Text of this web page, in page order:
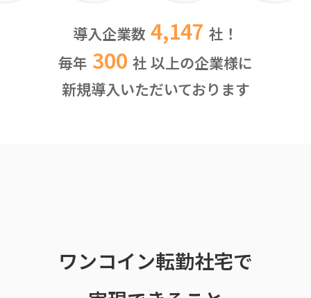
導入企業数 4,147 社！
毎年 300 社 以上の企業様に
新規導入いただいております
ワンコイン転勤社宅で